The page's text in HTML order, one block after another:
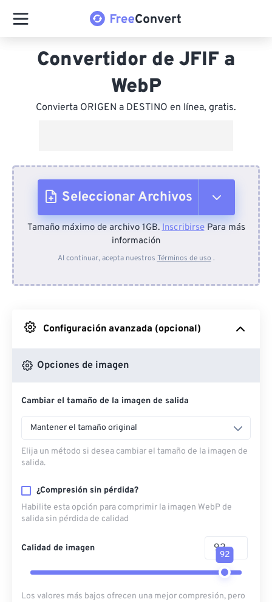
Convertidor de JFIF a
WebP
Convierta ORIGEN a DESTINO en línea, gratis.
Seleccionar Archivos
Desde el dispositivo
Desde Google Drive
Desde OneDrive
Desde URL
Tamaño máximo de archivo 1GB.InscribirsePara más
información
Al continuar, acepta nuestros Términos de uso .
Configuración avanzada (opcional)
Opciones de imagen
Cambiar el tamaño de la imagen de salida
Mantener el tamaño original
Elija un método si desea cambiar el tamaño de la imagen de
salida.
¿Compresión sin pérdida?
Habilite esta opción para comprimir la imagen WebP de
salida sin pérdida de calidad
Calidad de imagen
92
Los valores más bajos ofrecen una mejor compresión, pero